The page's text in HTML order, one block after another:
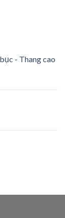
- Thang cao